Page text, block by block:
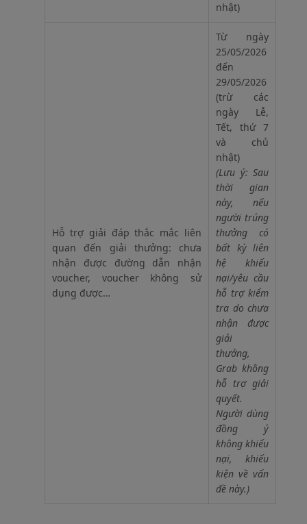
nhật)
Hỗ trợ giải đáp thắc mắc liên
quan đến giải thưởng: chưa
nhận được đường dẫn nhận
voucher, voucher không sử
dụng được…
Từ ngày
25/05/2026
đến
29/05/2026
(trừ các
ngày Lễ,
Tết, thứ 7
và chủ
nhật)
(Lưu ý: Sau
thời gian
này, nếu
người trúng
thưởng có
bất kỳ liên
hệ khiếu
nại/yêu cầu
hỗ trợ kiểm
tra do chưa
nhận được
giải
thưởng,
Grab không
hỗ trợ giải
quyết.
Người dùng
đồng ý
không khiếu
nại, khiếu
kiện về vấn
đề này.)